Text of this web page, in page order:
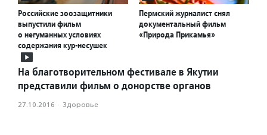
Российские зоозащитники
выпустили фильм
о негуманных условиях
содержания кур-несушек
Пермский журналист снял
документальный фильм
«Природа Прикамья»
На благотворительном фестивале в Якутии
представили фильм о донорстве органов
27.10.2016 · Здоровье